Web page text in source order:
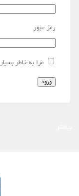
رمز عبور
مرا به خاطر بسپار
ورود